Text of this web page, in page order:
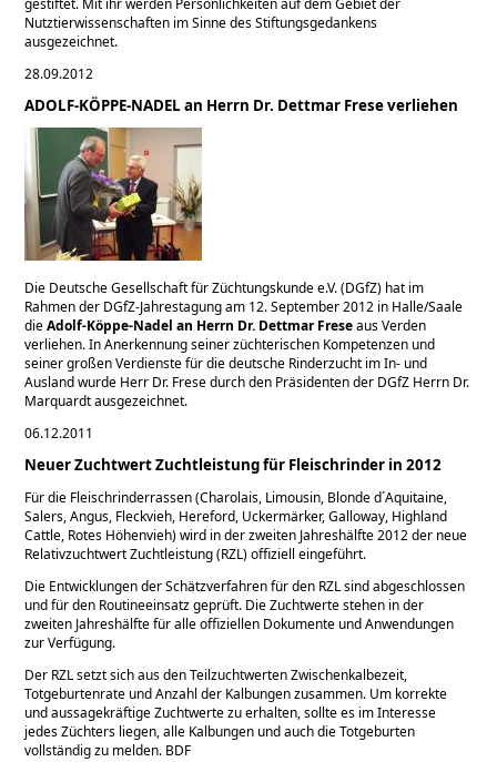
gestiftet. Mit ihr werden Persönlichkeiten auf dem Gebiet der
Nutztierwissenschaften im Sinne des Stiftungsgedankens
ausgezeichnet.
28.09.2012
ADOLF-KÖPPE-NADEL an Herrn Dr. Dettmar Frese verliehen
Die Deutsche Gesellschaft für Züchtungskunde e.V. (DGfZ) hat im
Rahmen der DGfZ-Jahrestagung am 12. September 2012 in Halle/Saale
dieAdolf-Köppe-Nadel an Herrn Dr. Dettmar Freseaus Verden
verliehen. In Anerkennung seiner züchterischen Kompetenzen und
seiner großen Verdienste für die deutsche Rinderzucht im In- und
Ausland wurde Herr Dr. Frese durch den Präsidenten der DGfZ Herrn Dr.
Marquardt ausgezeichnet.
06.12.2011
Neuer Zuchtwert Zuchtleistung für Fleischrinder in 2012
Für die Fleischrinderrassen (Charolais, Limousin, Blonde d´Aquitaine,
Salers, Angus, Fleckvieh, Hereford, Uckermärker, Galloway, Highland
Cattle, Rotes Höhenvieh) wird in der zweiten Jahreshälfte 2012 der neue
Relativzuchtwert Zuchtleistung (RZL) offiziell eingeführt.
Die Entwicklungen der Schätzverfahren für den RZL sind abgeschlossen
und für den Routineeinsatz geprüft. Die Zuchtwerte stehen in der
zweiten Jahreshälfte für alle offiziellen Dokumente und Anwendungen
zur Verfügung.
Der RZL setzt sich aus den Teilzuchtwerten Zwischenkalbezeit,
Totgeburtenrate und Anzahl der Kalbungen zusammen. Um korrekte
und aussagekräftige Zuchtwerte zu erhalten, sollte es im Interesse
jedes Züchters liegen, alle Kalbungen und auch die Totgeburten
vollständig zu melden. BDF